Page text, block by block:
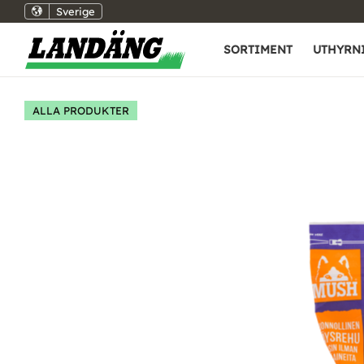
Sverige
SORTIMENT
ALLA PRODUKTER